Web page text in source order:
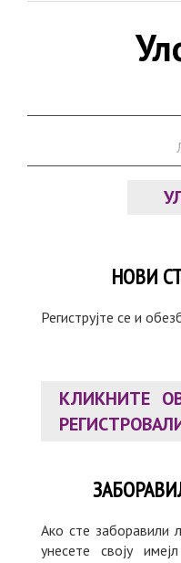
НОВИ
Региструјте се и
КЛИКНИТЕ
Ако сте заборавили
унесете своју